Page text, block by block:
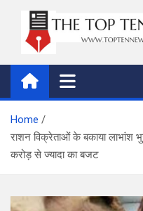
content
thetoptennews.com
Home
राशन विक्रेताओं के बकाया लाभांश
करोड़ से ज्यादा का बजट